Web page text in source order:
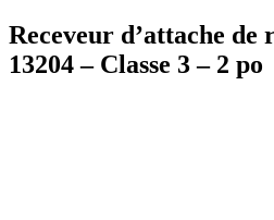
Receveur d’attache
13204 – Classe 3 – 2 po